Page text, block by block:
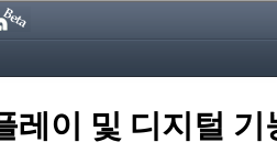
이 및 디지털